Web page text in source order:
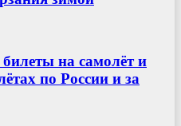
на самолёт и
по России и за